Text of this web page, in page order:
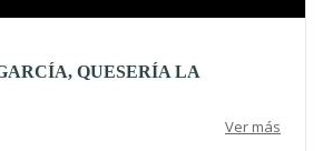
QUESERÍA LA
Ver más